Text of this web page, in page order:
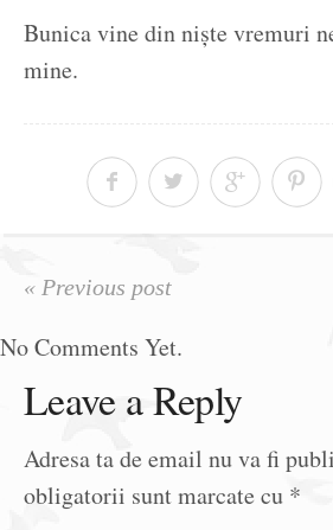
Bunica vine din niște vremuri
mine.
« Previous post
No Comments Yet.
Leave a Reply
Adresa ta de email nu va fi
obligatorii sunt marcate cu *